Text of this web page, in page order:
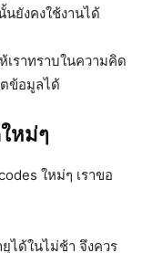
ยังคงใช้งานได้
เราทราบในความคิด
ตข้อมูลได้
หม่ๆ
ใหม่ๆ เราขอ
ได้ในไม่ช้า จึงควร